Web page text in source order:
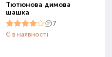
Тютюнова димова
шашка
7
Є в наявності